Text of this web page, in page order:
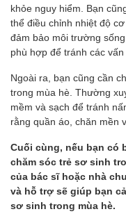
khỏe nguy hiểm. Bạn
thể điều chỉnh nhiệt độ
đảm bảo môi trường
phù hợp để tránh các vấn
Ngoài ra, bạn cũng cần
trong mùa hè. Thường
mềm và sạch để tránh
rằng quần áo, chăn mền
Cuối cùng, nếu bạn có
chăm sóc trẻ sơ sinh
của bác sĩ hoặc nhà
và hỗ trợ sẽ giúp bạn
sơ sinh trong mùa hè.